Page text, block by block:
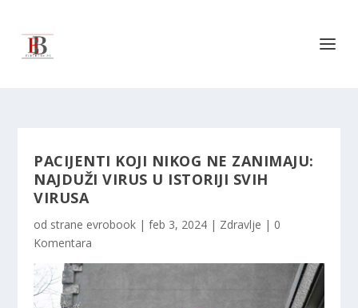
PACIJENTI KOJI NIKOG NE ZANIMAJU:
NAJDUŽI VIRUS U ISTORIJI SVIH
VIRUSA
od strane evrobook |feb 3, 2024 | Zdravlje | 0
Komentara